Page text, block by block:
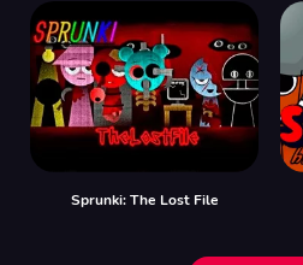
Sprunki: The Lost File